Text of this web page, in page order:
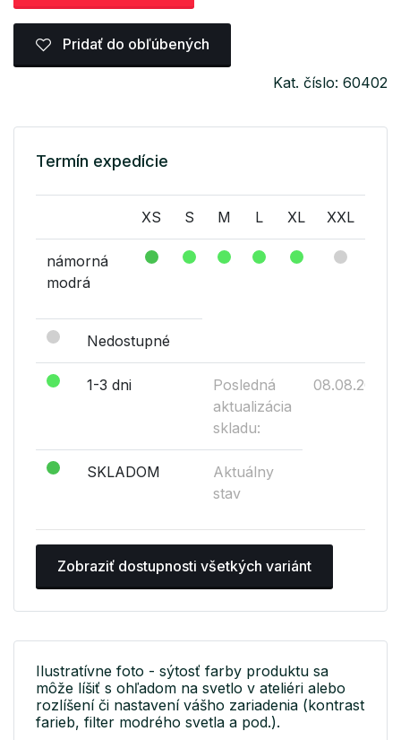
Pridať do obľúbených
Kat. číslo: 60402
Termín expedície
XS S M L XL XXL
námorná
modrá
Nedostupné
1-3 dni
Posledná
aktualizácia
skladu:
08.08.2026
SKLADOM
Aktuálny
stav
Zobraziť dostupnosti všetkých variánt
Ilustratívne foto - sýtosť farby produktu sa
môže líšiť s ohľadom na svetlo v ateliéri alebo
rozlíšení či nastavení vášho zariadenia (kontrast
farieb, filter modrého svetla a pod.).